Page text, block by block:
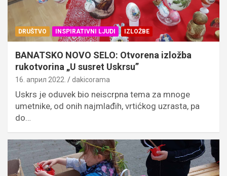
DRUŠTVO INSPIRATIVNI LJUDI IZLOŽBE
BANATSKO NOVO SELO: Otvorena izložba
rukotvorina „U susret Uskrsu”
16. април 2022. dakicorama
Uskrs je oduvek bio neiscrpna tema za mnoge
umetnike, od onih najmlađih, vrtićkog uzrasta, pa
do…